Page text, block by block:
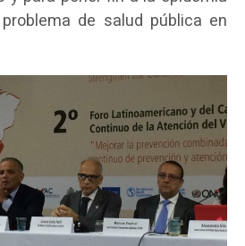
de salud pública en